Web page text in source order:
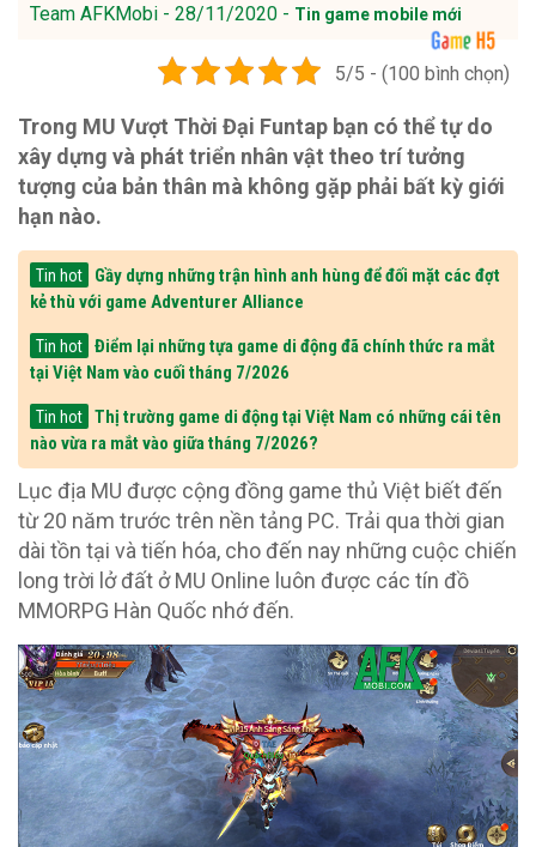
Team AFKMobi - 28/11/2020 - Tin game mobile mới
5/5 - (100 bình chọn)
Trong MU Vượt Thời Đại Funtap bạn có thể tự do
xây dựng và phát triển nhân vật theo trí tưởng
tượng của bản thân mà không gặp phải bất kỳ giới
hạn nào.
Tin hot
Gầy dựng những trận hình anh hùng để đối mặt các đợt
kẻ thù với game Adventurer Alliance
Tin hot
Điểm lại những tựa game di động đã chính thức ra mắt
tại Việt Nam vào cuối tháng 7/2026
Tin hot
Thị trường game di động tại Việt Nam có những cái tên
nào vừa ra mắt vào giữa tháng 7/2026?
Lục địa MU được cộng đồng game thủ Việt biết đến
từ 20 năm trước trên nền tảng PC. Trải qua thời gian
dài tồn tại và tiến hóa, cho đến nay những cuộc chiến
long trời lở đất ở MU Online luôn được các tín đồ
MMORPG Hàn Quốc nhớ đến.